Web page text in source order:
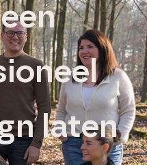
laten